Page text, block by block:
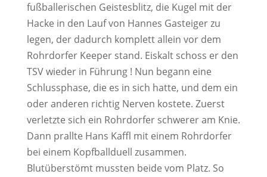
fußballerischen Geistesblitz, die Kugel mit der
Hacke in den Lauf von Hannes Gasteiger zu
legen, der dadurch komplett allein vor dem
Rohrdorfer Keeper stand. Eiskalt schoss er den
TSV wieder in Führung ! Nun begann eine
Schlussphase, die es in sich hatte, und dem ein
oder anderen richtig Nerven kostete. Zuerst
verletzte sich ein Rohrdorfer schwerer am Knie.
Dann prallte Hans Kaffl mit einem Rohrdorfer
bei einem Kopfballduell zusammen.
Blutüberstömt mussten beide vom Platz. So